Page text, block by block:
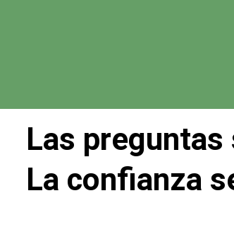
Las
La confianza